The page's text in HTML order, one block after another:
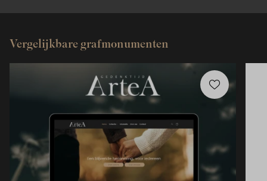
Vergelijkbare grafmonumenten